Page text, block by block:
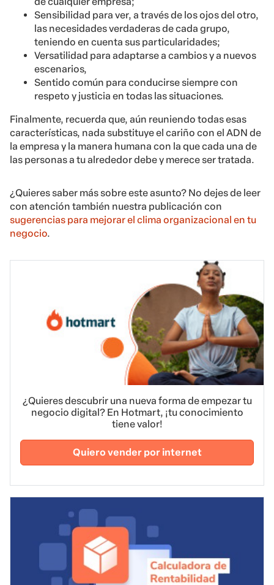
Sensibilidad para ver, a través de los ojos del otro,
las necesidades verdaderas de cada grupo,
teniendo en cuenta sus particularidades;
Versatilidad para adaptarse a cambios y a nuevos
escenarios,
Sentido común para conducirse siempre con
respeto y justicia en todas las situaciones.
Finalmente, recuerda que, aún reuniendo todas esas
características, nada substituye el cariño con el ADN de
la empresa y la manera humana con la que cada una de
las personas a tu alrededor debe y merece ser tratada.
¿Quieres saber más sobre este asunto? No dejes de leer
con atención también nuestra publicación con
sugerencias para mejorar el clima organizacional en tu
negocio.
¿Quieres descubrir una nueva forma de empezar tu
negocio digital? En Hotmart, ¡tu conocimiento
tiene valor!
Quiero vender por internet